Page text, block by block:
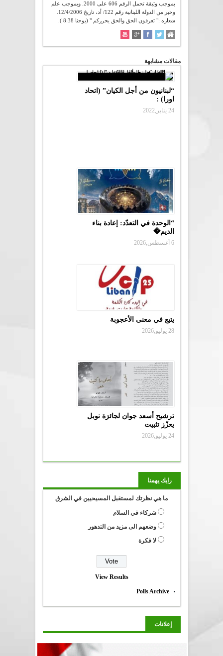
بموجب وثيقة تحمل الرقم 606 على 2000. وبموجب علم
شعاره :" تعرفون الحق والحق يحرركم " (يوحنا 8:38 ).
مقالات مشابهة
“لبنانيون من أجل الكيان” (اتحاد
اورا) :
24 يناير,2022
“الوحدة في التعدّد: إعادة بناء
الديم�
6 أغسطس,2026
يتبع في معنى الأعجوبة
28 يوليو,2026
ترشيح أسعد جوان لجائزة نوبل
يعزّز تثبيت
24 يوليو,2026
رايك يهمنا
ما هي نظرتك لمستقبل المسيحيين في الشرق
شركاء في السلام
وضعهم الى مزيد من التدهور
لا فكرة
View Results
Polls Archive
إعلانات